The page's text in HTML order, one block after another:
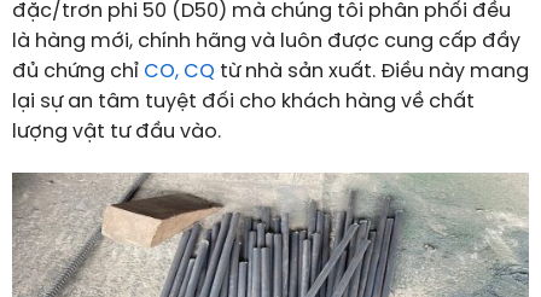
đặc/trơn phi 50 (D50) mà chúng tôi phân phối đều
là hàng mới, chính hãng và luôn được cung cấp đầy
đủ chứng chỉ CO, CQ từ nhà sản xuất. Điều này mang
lại sự an tâm tuyệt đối cho khách hàng về chất
lượng vật tư đầu vào.